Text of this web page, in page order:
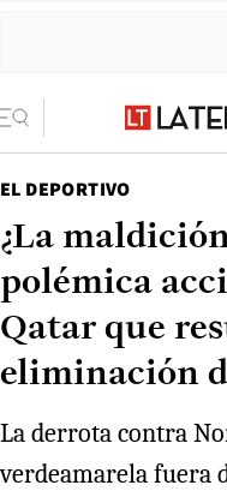
EL DEPORTIVO
¿La
polémica
Qatar que
eliminación
La derrota contra
verdeamarela fuera